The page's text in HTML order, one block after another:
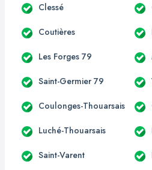
Clessé
Coutières
Les Forges 79
Saint-Germier 79
Coulonges-Thouarsais
Luché-Thouarsais
Saint-Varent